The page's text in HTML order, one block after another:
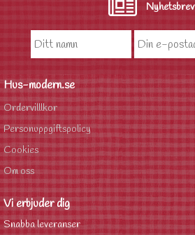
Nyhetsbrev
Hus-modern.se
Ordervilllkor
Personuppgiftspolicy
Cookies
Om oss
Vi erbjuder dig
Snabba leveranser